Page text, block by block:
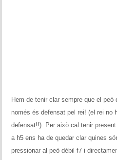
Hem de tenir clar sempre que el
només és defensat pel rei! (el rei no
defensat!!). Per això cal tenir
a h5 ens ha de quedar clar quines
pressionar al peò dèbil f7 i